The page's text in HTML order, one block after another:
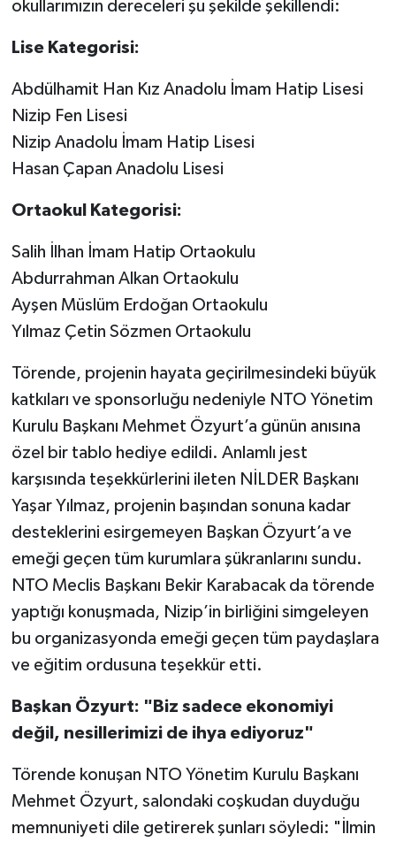
okullarımızın dereceleri şu şekilde şekillendi:
Lise Kategorisi:
Abdülhamit Han Kız Anadolu İmam Hatip Lisesi
Nizip Fen Lisesi
Nizip Anadolu İmam Hatip Lisesi
Hasan Çapan Anadolu Lisesi
Ortaokul Kategorisi:
Salih İlhan İmam Hatip Ortaokulu
Abdurrahman Alkan Ortaokulu
Ayşen Müslüm Erdoğan Ortaokulu
Yılmaz Çetin Sözmen Ortaokulu
Törende, projenin hayata geçirilmesindeki büyük
katkıları ve sponsorluğu nedeniyle NTO Yönetim
Kurulu Başkanı Mehmet Özyurt’a günün anısına
özel bir tablo hediye edildi. Anlamlı jest
karşısında teşekkürlerini ileten NİLDER Başkanı
Yaşar Yılmaz, projenin başından sonuna kadar
desteklerini esirgemeyen Başkan Özyurt’a ve
emeği geçen tüm kurumlara şükranlarını sundu.
NTO Meclis Başkanı Bekir Karabacak da törende
yaptığı konuşmada, Nizip’in birliğini simgeleyen
bu organizasyonda emeği geçen tüm paydaşlara
ve eğitim ordusuna teşekkür etti.
Başkan Özyurt: "Biz sadece ekonomiyi
değil, nesillerimizi de ihya ediyoruz"
Törende konuşan NTO Yönetim Kurulu Başkanı
Mehmet Özyurt, salondaki coşkudan duyduğu
memnuniyeti dile getirerek şunları söyledi: "İlmin